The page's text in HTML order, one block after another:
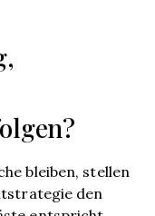
bleiben, stellen
den